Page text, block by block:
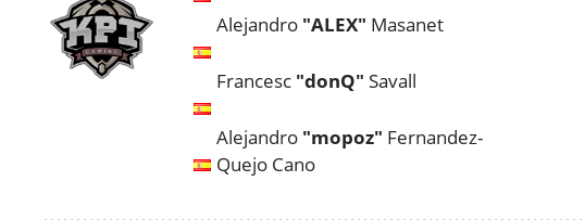
Alejandro "ALEX" Masanet
Francesc "donQ" Savall
Alejandro "mopoz" Fernandez-
Quejo Cano